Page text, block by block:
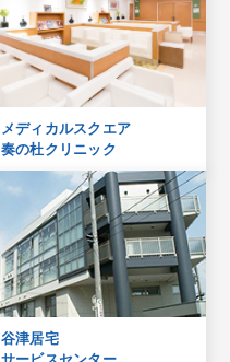
メディカルスクエア
奏の杜クリニック
谷津居宅